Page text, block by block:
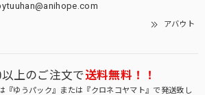
アバウト
上のご注文で送料無料！！
『ゆうパック』または『クロネコヤマト』で発送致し